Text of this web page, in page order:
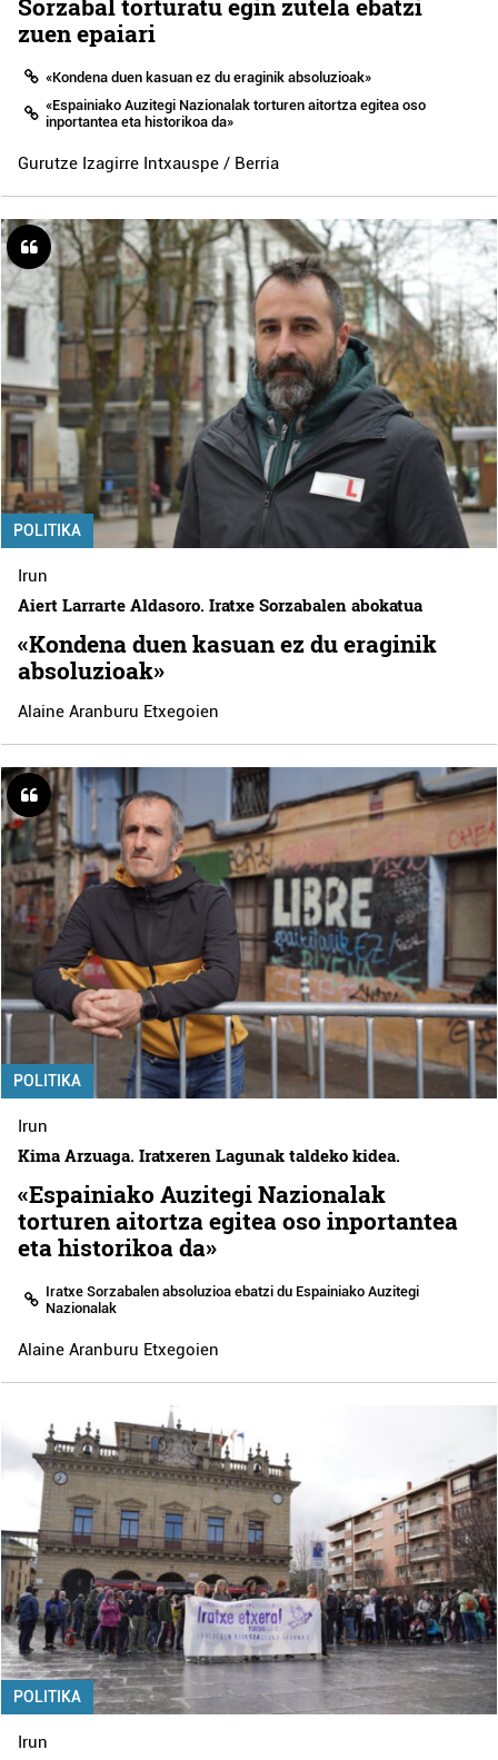
Sorzabal torturatu egin zutela ebatzi
zuen epaiari
«Kondena duen kasuan ez du eraginik absoluzioak»
«Espainiako Auzitegi Nazionalak torturen aitortza egitea oso
inportantea eta historikoa da»
Gurutze Izagirre Intxauspe / Berria
POLITIKA
Irun
Aiert Larrarte Aldasoro. Iratxe Sorzabalen abokatua
«Kondena duen kasuan ez du eraginik
absoluzioak»
Alaine Aranburu Etxegoien
POLITIKA
Irun
Kima Arzuaga. Iratxeren Lagunak taldeko kidea.
«Espainiako Auzitegi Nazionalak
torturen aitortza egitea oso inportantea
eta historikoa da»
Iratxe Sorzabalen absoluzioa ebatzi du Espainiako Auzitegi
Nazionalak
Alaine Aranburu Etxegoien
POLITIKA
Irun